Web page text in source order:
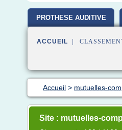
PROTHESE AUDITIVE
ACCUEIL |
Accueil > mutuelles-
Site : mutuelles-